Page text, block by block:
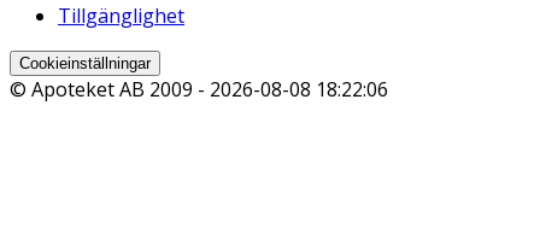
Tillgänglighet
Cookieinställningar
© Apoteket AB 2009 - 2026-08-08 18:22:06